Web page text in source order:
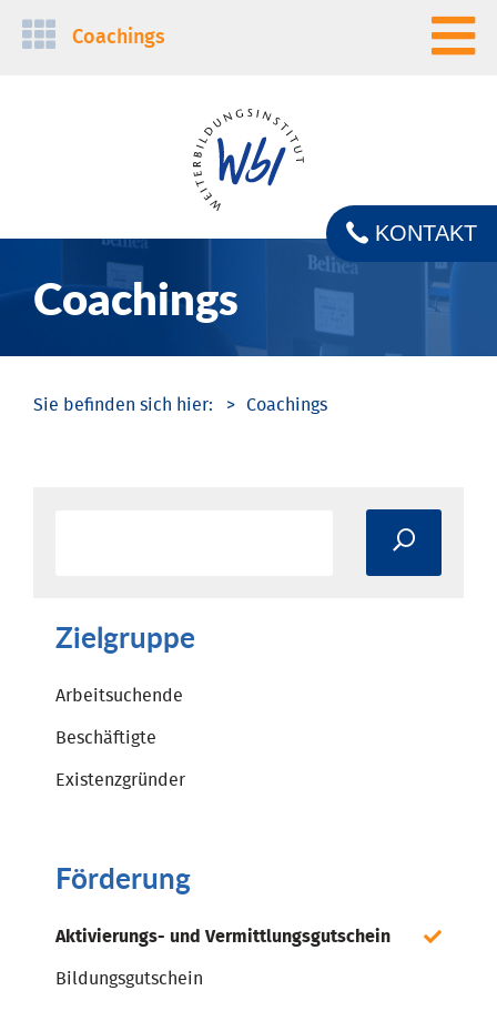
Navigation
Coachings
Coachings
KONTAKT
Coachings
Zielgruppe
Arbeitsuchende
Beschäftigte
Existenzgründer
Förderung
Aktivierungs- und Vermittlungsgutschein
Bildungsgutschein